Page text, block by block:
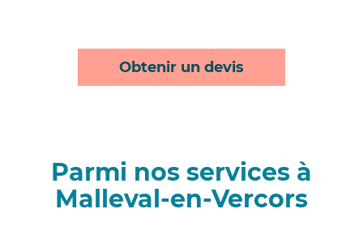
Obtenir un devis
Parmi nos services à
Malleval-en-Vercors